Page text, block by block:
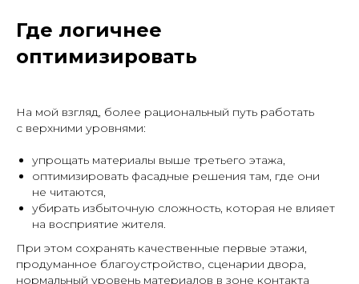
Где логичнее
оптимизировать
На мой взгляд, более рациональный путь работать
с верхними уровнями:
упрощать материалы выше третьего этажа,
оптимизировать фасадные решения там, где они
не читаются,
убирать избыточную сложность, которая не влияет
на восприятие жителя.
При этом сохранять качественные первые этажи,
продуманное благоустройство, сценарии двора,
нормальный уровень материалов в зоне контакта